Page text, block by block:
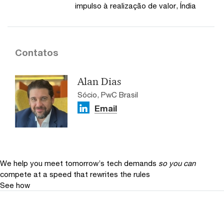
impulso à realização de valor, Índia
Contatos
Alan Dias
Sócio, PwC Brasil
Email
We help you meet tomorrow’s tech demands so you can
compete at a speed that rewrites the rules
See how